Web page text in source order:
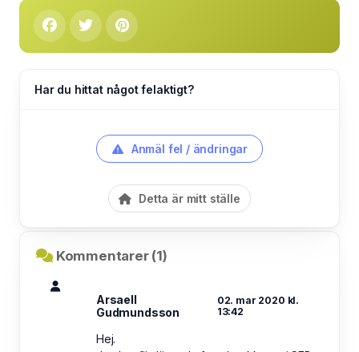
Har du hittat något felaktigt?
Anmäl fel / ändringar
Detta är mitt ställe
Kommentarer (1)
Arsaell
Gudmundsson
02. mar 2020 kl.
13:42
Hej.